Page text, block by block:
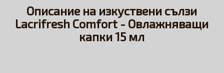
Описание на изкуствени сълзи
Lacrifresh Comfort - Овлажняващи
капки 15 мл